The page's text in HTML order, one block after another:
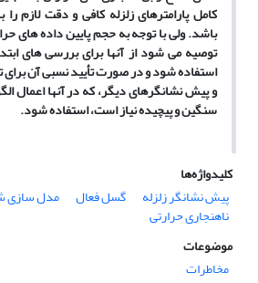
کامل پارامترهای زلزله کافی و دقت لازم را
باشد. ولی با توجه به حجم پایین داده‏ های
توصیه می ‏شود از آن‏ها برای بررسی ‏های
استفاده شود و در صورت تأیید نسبی آن برای
و پیش‏ نشانگرهای دیگر،که در آن‏ها اعمال
سنگین و پیچیده نیاز است، استفاده شود.
کلیدواژه‌ها
پیش ‏نشانگر زلزله
گسل فعال مدل‏ سازی
ناهنجاری حرارتی
موضوعات
مخاطرات